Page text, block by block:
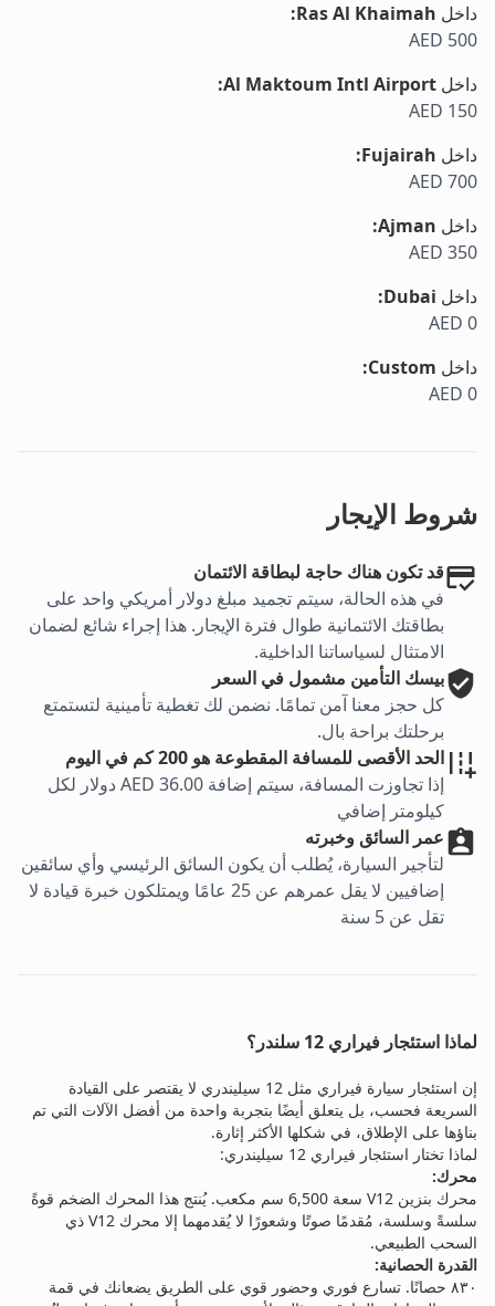
داخل Ras Al Khaimah
:
AED 500
داخل Al Maktoum Intl Airport
:
AED 150
داخل Fujairah
:
AED 700
داخل Ajman
:
AED 350
داخل Dubai
:
AED 0
داخل Custom
:
AED 0
شروط الإيجار
قد تكون هناك حاجة لبطاقة الائتمان
في هذه الحالة، سيتم تجميد مبلغ دولار أمريكي واحد على
بطاقتك الائتمانية طوال فترة الإيجار. هذا إجراء شائع لضمان
الامتثال لسياساتنا الداخلية.
بيسك التأمين مشمول في السعر
كل حجز معنا آمن تمامًا. نضمن لك تغطية تأمينية لتستمتع
برحلتك براحة بال.
الحد الأقصى للمسافة المقطوعة هو 200 كم في اليوم
إذا تجاوزت المسافة، سيتم إضافة AED 36.00 دولار لكل
كيلومتر إضافي
عمر السائق وخبرته
لتأجير السيارة، يُطلب أن يكون السائق الرئيسي وأي سائقين
إضافيين لا يقل عمرهم عن 25 عامًا ويمتلكون خبرة قيادة لا
تقل عن 5 سنة
لماذا استئجار فيراري 12 سلندر؟
إن استئجار سيارة فيراري مثل 12 سيليندري لا يقتصر على القيادة
السريعة فحسب، بل يتعلق أيضًا بتجربة واحدة من أفضل الآلات التي تم
بناؤها على الإطلاق، في شكلها الأكثر إثارة.
لماذا تختار استئجار فيراري 12 سيليندري:
محرك:
محرك بنزين V12 سعة 6,500 سم مكعب. يُنتج هذا المحرك الضخم قوةً
سلسةً وسلسة، مُقدمًا صوتًا وشعورًا لا يُقدمهما إلا محرك V12 ذي
السحب الطبيعي.
القدرة الحصانية:
٨٣٠ حصانًا. تسارع فوري وحضور قوي على الطريق يضعانك في قمة